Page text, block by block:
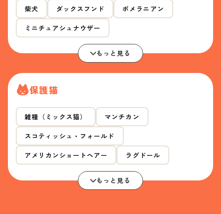
柴犬 ダックスフンド ポメラニアン
ミニチュアシュナウザー
もっと見る
保護猫
雑種（ミックス猫） マンチカン
スコティッシュ・フォールド
アメリカンショートヘアー ラグドール
もっと見る